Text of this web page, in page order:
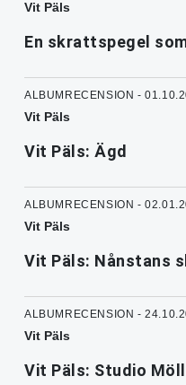
Vit Päls
En skrattspegel
ALBUMRECENSION -
Vit Päls
Vit Päls: Ägd
ALBUMRECENSION -
Vit Päls
Vit Päls: Nånstans
ALBUMRECENSION -
Vit Päls
Vit Päls: Studio